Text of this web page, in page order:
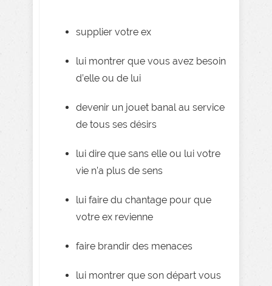
supplier votre ex
lui montrer que vous avez besoin
d’elle ou de lui
devenir un jouet banal au service
de tous ses désirs
lui dire que sans elle ou lui votre
vie n’a plus de sens
lui faire du chantage pour que
votre ex revienne
faire brandir des menaces
lui montrer que son départ vous